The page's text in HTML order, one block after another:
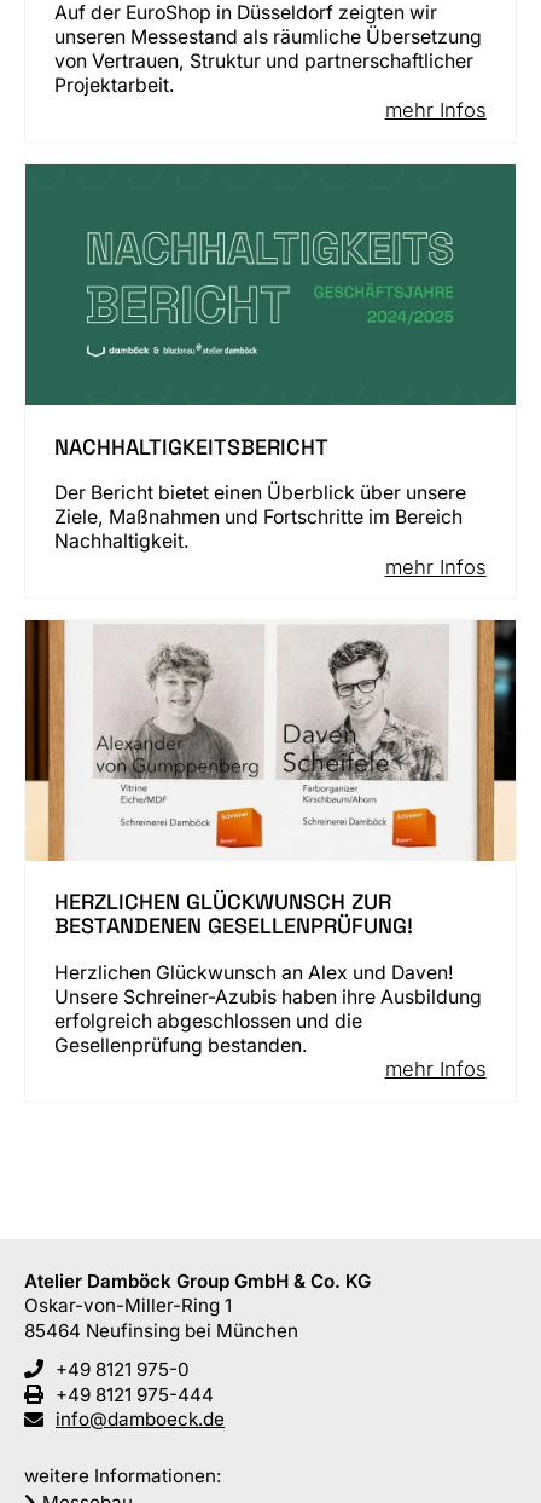
Auf der EuroShop in Düsseldorf zeigten wir
unseren Messestand als räumliche Übersetzung
von Vertrauen, Struktur und partnerschaftlicher
Projektarbeit.
mehr Infos
NACHHALTIGKEITSBERICHT
Der Bericht bietet einen Überblick über unsere
Ziele, Maßnahmen und Fortschritte im Bereich
Nachhaltigkeit.
mehr Infos
HERZLICHEN GLÜCKWUNSCH ZUR
BESTANDENEN GESELLENPRÜFUNG!
Herzlichen Glückwunsch an Alex und Daven!
Unsere Schreiner-Azubis haben ihre Ausbildung
erfolgreich abgeschlossen und die
Gesellenprüfung bestanden.
mehr Infos
Atelier Damböck Group GmbH & Co. KG
Oskar-von-Miller-Ring 1
85464 Neufinsing bei München
+49 8121 975-0
+49 8121 975-444
info@damboeck.de
weitere Informationen: